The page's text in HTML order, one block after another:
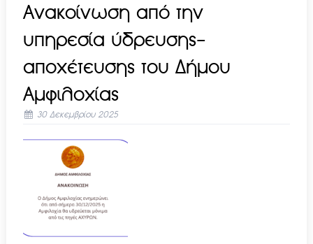
Ανακοίνωση από την
υπηρεσία ύδρευσης-
αποχέτευσης του Δήμου
Αμφιλοχίας
30 Δεκεμβρίου 2025